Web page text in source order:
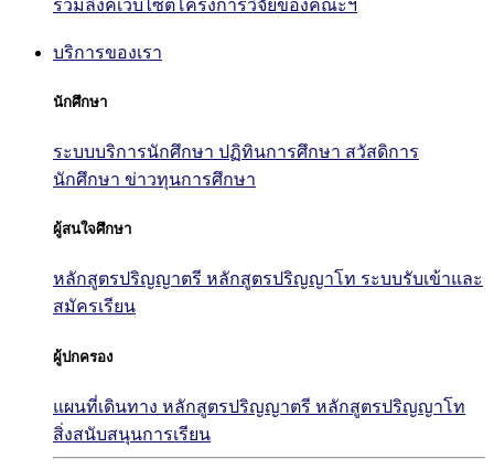
รวมลิงค์เว็บไซต์โครงการวิจัยของคณะฯ
บริการของเรา
นักศึกษา
ระบบบริการนักศึกษา ปฏิทินการศึกษา สวัสดิการ
นักศึกษา ข่าวทุนการศึกษา
ผู้สนใจศึกษา
หลักสูตรปริญญาตรี หลักสูตรปริญญาโท ระบบรับเข้าและ
สมัครเรียน
ผู้ปกครอง
แผนที่เดินทาง หลักสูตรปริญญาตรี หลักสูตรปริญญาโท
สิ่งสนับสนุนการเรียน